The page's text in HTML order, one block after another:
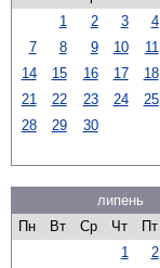
1
2 3 4
7
8 9 10 11
14
15 16 17 18
21
22 23 24 25
28
29 30
липень
Пн
Вт Ср Чт Пт
1
2